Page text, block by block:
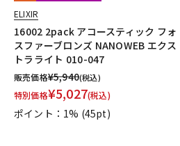
ELIXIR
16002 2pack アコースティック フォ
スファーブロンズ NANOWEB エクス
トラライト 010-047
販売価格¥5,940(税込)
特別価格¥5,027(税込)
ポイント：1% (45pt)